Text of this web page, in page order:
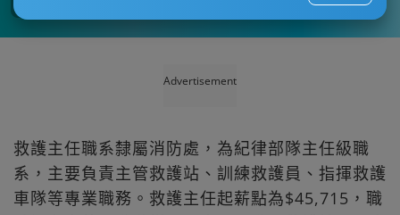
Advertisement
救護主任職系隸屬消防處，為紀律部隊主任級職
系，主要負責主管救護站、訓練救護員、指揮救護
車隊等專業職務。救護主任起薪點為$45,715，職